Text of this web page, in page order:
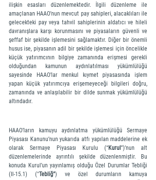
ilişkin esasları düzenlemektedir. İlgili düzenleme ile
amaçlanan HAAO’nun mevcut pay sahipleri, alacaklıları ile
gelecekteki pay veya tahvil sahiplerinin aldatıcı ve hileli
davranışlara karşı korunmasını ve piyasaların güvenli ve
şeffaf bir şekilde işlemesini sağlamaktır. Diğer bir önemli
husus ise, piyasanın adil bir şekilde işlemesi için öncelikle
küçük yatırımcının bilgiye zamanında erişmesi gerekli
olduğundan kamunun aydınlatılması yükümlülüğü
sayesinde HAAO’lar menkul kıymet piyasasında işlem
yapan küçük yatırımcıya erişemeyeceği bilgileri doğru,
zamanında ve anlaşılabilir bir dilde sunmak yükümlülüğü
altındadır.
HAAO’ların kamuyu aydınlatma yükümlülüğü Sermaye
Piyasası Kanunu’nun yukarıda atfı yapılan maddelerine ek
olarak Sermaye Piyasası Kurulu (“Kurul ”)’nun alt
düzenlemelerinde ayrıntılı şekilde düzenlenmiştir. Bu
konuda Kurul’un yayınlamış olduğu Özel Durumlar Tebliği
(II-15.1) ("Tebliğ") ve özel durumların kamuya